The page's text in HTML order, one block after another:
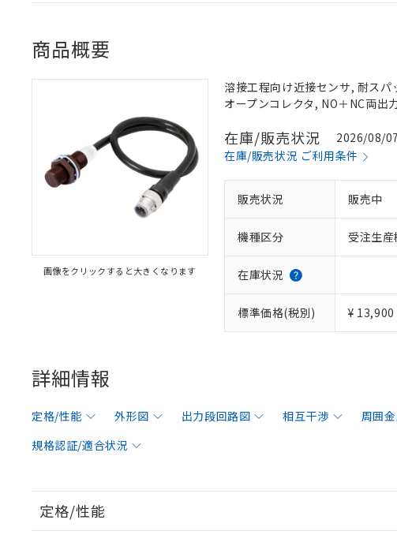
商品概要
画像をクリックすると大きくなります
溶接工程向け近接センサ, 耐ス
オープンコレクタ, NO＋NC両
在庫/販売状況
2026/08/
在庫/販売状況 ご利用条件
販売状況 販売中
機種区分 受注生
在庫状況
標準価格(税別) ¥ 13,900
詳細情報
定格/性能 外形図 出力段回路図 相互干渉 周囲
規格認証/適合状況
定格/性能